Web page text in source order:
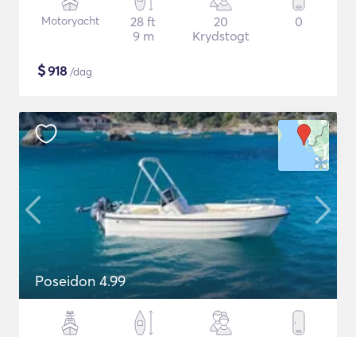
Motoryacht
28 ft
9 m
20
Krydstogt
0
$918 /dag
Poseidon 4.99